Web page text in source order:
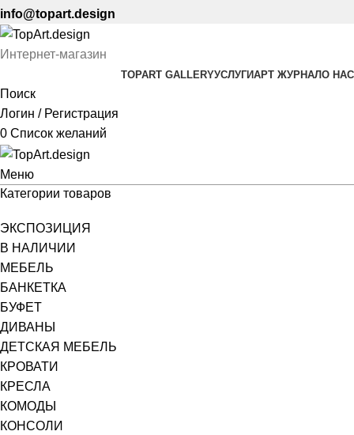
info@topart.design
Интернет-магазин
TOPART GALLERYУСЛУГИАРТ ЖУРНАЛО НАС
Поиск
Логин / Регистрация
0 Список желаний
Меню
Категории товаров
ЭКСПОЗИЦИЯ
В НАЛИЧИИ
МЕБЕЛЬ
БАНКЕТКА
БУФЕТ
ДИВАНЫ
ДЕТСКАЯ МЕБЕЛЬ
КРОВАТИ
КРЕСЛА
КОМОДЫ
КОНСОЛИ